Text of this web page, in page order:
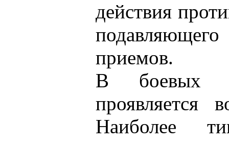
действия
приемов.
В боевых
проявляется
Наиболее